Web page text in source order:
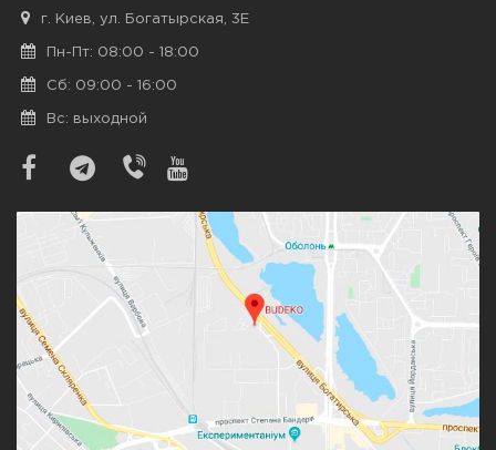
г. Киев, ул. Богатырская, 3Е
Пн-Пт: 08:00 - 18:00
Сб: 09:00 - 16:00
Вс: выходной